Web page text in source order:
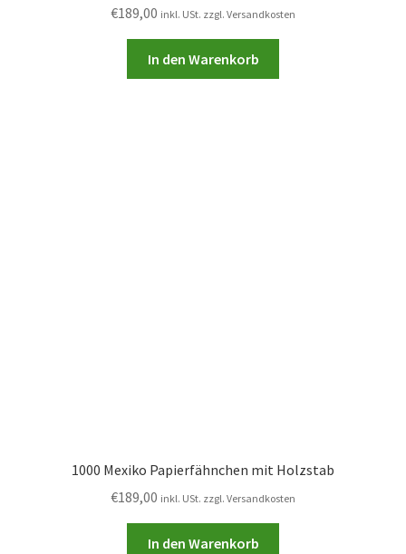
€189,00 inkl. USt. zzgl. Versandkosten
In den Warenkorb
1000 Mexiko Papierfähnchen mit Holzstab
€189,00 inkl. USt. zzgl. Versandkosten
In den Warenkorb